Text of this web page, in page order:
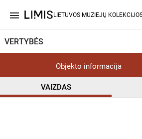
menu LIETUVOS MUZIEJŲ
VERTYBĖS
Objekto informacija
VAIZDAS
InC help_outline